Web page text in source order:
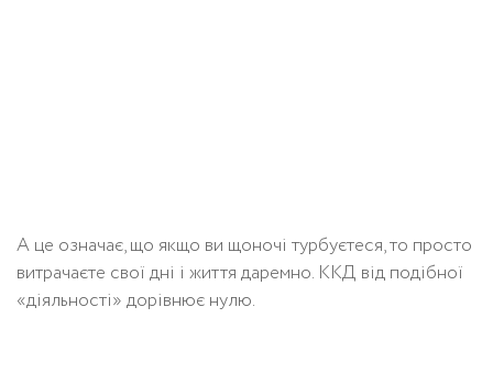
А це означає, що якщо ви щоночі турбуєтеся, то просто
витрачаєте свої дні і життя даремно. ККД від подібної
«діяльності» дорівнює нулю.